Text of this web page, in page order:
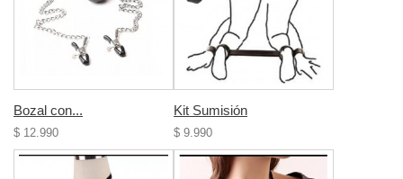
Bozal con...
$ 12.990
Kit Sumisión
$ 9.990